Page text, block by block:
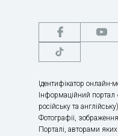
Ідентифікатор онлайн-
Інформаційний портал
російську та
Фотографії,
Порталі, авторами